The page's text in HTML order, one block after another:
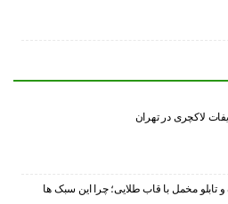
لاکچری در تهران
و تابلو مخمل با قاب طلایی؛ چرا این سبک ها